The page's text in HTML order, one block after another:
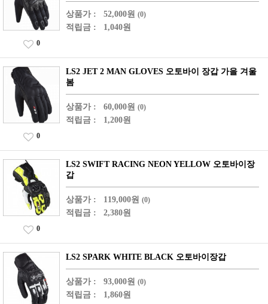
상품가 : 52,000원 (0)
적립금 : 1,040원
0
LS2 JET 2 MAN GLOVES 오토바이 장갑 가을 겨울
봄
상품가 : 60,000원 (0)
적립금 : 1,200원
0
LS2 SWIFT RACING NEON YELLOW 오토바이장
갑
상품가 : 119,000원 (0)
적립금 : 2,380원
0
LS2 SPARK WHITE BLACK 오토바이장갑
상품가 : 93,000원 (0)
적립금 : 1,860원